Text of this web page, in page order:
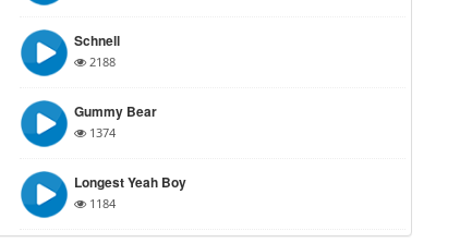
Schnell
2188
Gummy Bear
1374
Longest Yeah Boy
1184